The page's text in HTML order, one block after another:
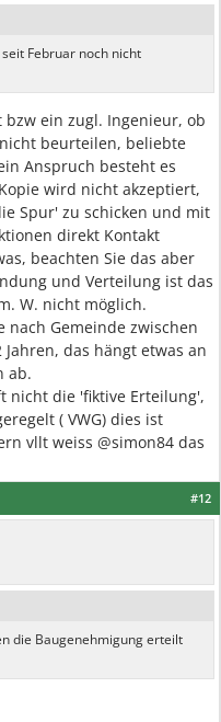
Februar noch nicht
ein zugl. Ingenieur, ob
beurteilen, beliebte
Anspruch besteht es
wird nicht akzeptiert,
Spur' zu schicken und mit
direkt Kontakt
beachten Sie das aber
und Verteilung ist das
W. nicht möglich.
Gemeinde zwischen
das hängt etwas an
ab.
nicht die 'fiktive Erteilung',
( VWG) dies ist
vllt weiss @simon84 das
#12
die Baugenehmigung erteilt